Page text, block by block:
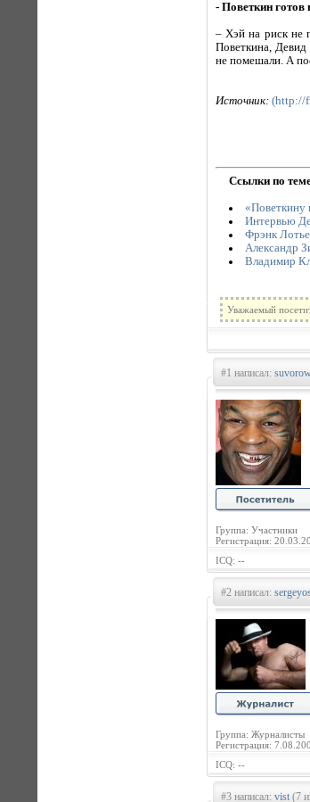
- Поветкин готов
– Хэй на риск не
Поветкина, Девид
не помешали. А
Источник: (http://
Ссылки по
«Поветкину
Интервью
Фрэнк
Александр
Владимир
Уважаемый
#1 написал:
Группа: Участники
Регистрация:
ICQ: --
#2 написал:
Группа: Журналисты
Регистрация:
ICQ: --
#3 написал: vist(7